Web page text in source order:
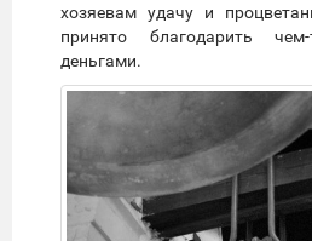
хозяевам удачу и
принято благодарить
деньгами.